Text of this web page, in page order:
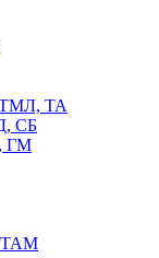
ТМЛ, ТА
СБ
ГМ
ТАМ